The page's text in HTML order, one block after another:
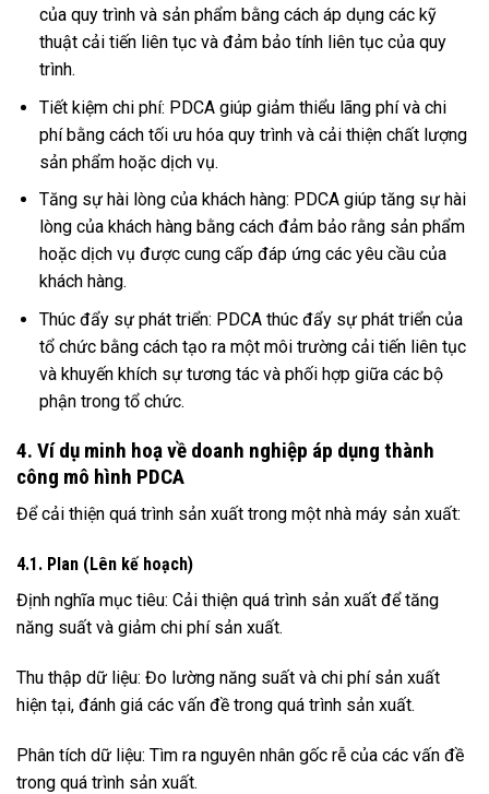
của quy trình và sản phẩm bằng cách áp dụng các kỹ
thuật cải tiến liên tục và đảm bảo tính liên tục của quy
trình.
Tiết kiệm chi phí: PDCA giúp giảm thiểu lãng phí và chi
phí bằng cách tối ưu hóa quy trình và cải thiện chất lượng
sản phẩm hoặc dịch vụ.
Tăng sự hài lòng của khách hàng: PDCA giúp tăng sự hài
lòng của khách hàng bằng cách đảm bảo rằng sản phẩm
hoặc dịch vụ được cung cấp đáp ứng các yêu cầu của
khách hàng.
Thúc đẩy sự phát triển: PDCA thúc đẩy sự phát triển của
tổ chức bằng cách tạo ra một môi trường cải tiến liên tục
và khuyến khích sự tương tác và phối hợp giữa các bộ
phận trong tổ chức.
4. Ví dụ minh hoạ về doanh nghiệp áp dụng thành
công mô hình PDCA
Để cải thiện quá trình sản xuất trong một nhà máy sản xuất:
4.1. Plan (Lên kế hoạch)
Định nghĩa mục tiêu: Cải thiện quá trình sản xuất để tăng
năng suất và giảm chi phí sản xuất.
Thu thập dữ liệu: Đo lường năng suất và chi phí sản xuất
hiện tại, đánh giá các vấn đề trong quá trình sản xuất.
Phân tích dữ liệu: Tìm ra nguyên nhân gốc rễ của các vấn đề
trong quá trình sản xuất.